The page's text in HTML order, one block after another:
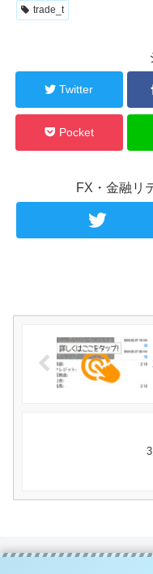
trade_t
Twitter
Pocket
FX・金融リ